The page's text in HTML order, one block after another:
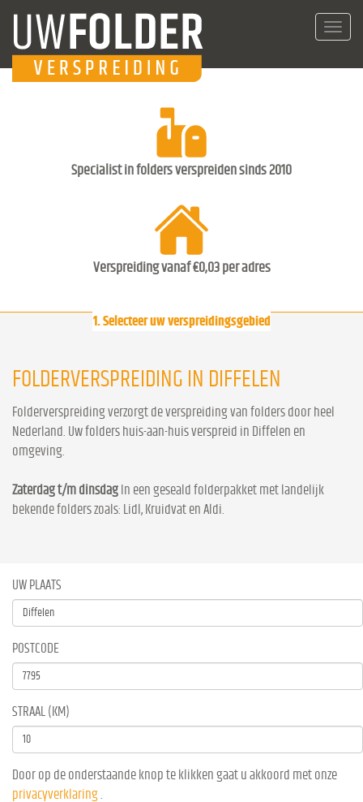
Specialist in folders verspreiden sinds 2010
Verspreiding vanaf €0,03 per adres
1. Selecteer uw verspreidingsgebied
FOLDERVERSPREIDING IN DIFFELEN
Folderverspreiding verzorgt de verspreiding van folders door heel
Nederland. Uw folders huis-aan-huis verspreid in Diffelen en
omgeving.
Zaterdag t/m dinsdag In een geseald folderpakket met landelijk
bekende folders zoals: Lidl, Kruidvat en Aldi.
UW PLAATS
POSTCODE
STRAAL (KM)
Door op de onderstaande knop te klikken gaat u akkoord met onze
privacyverklaring